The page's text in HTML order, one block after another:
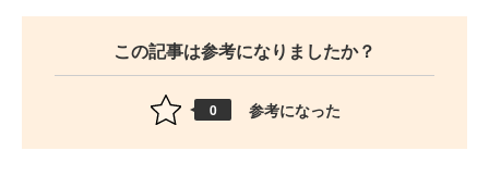
この記事は参考になりましたか？
0 参考になった